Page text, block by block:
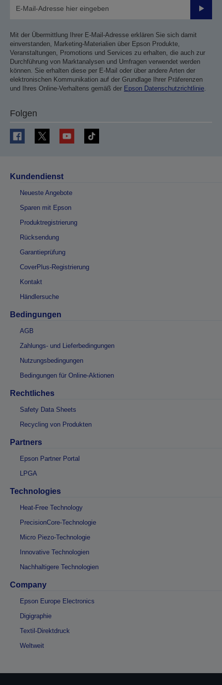
Mit der Übermittlung Ihrer E-Mail-Adresse erklären Sie sich damit
einverstanden, Marketing-Materialien über Epson Produkte,
Veranstaltungen, Promotions und Services zu erhalten, die auch zur
Durchführung von Marktanalysen und Umfragen verwendet werden
können. Sie erhalten diese per E-Mail oder über andere Arten der
elektronischen Kommunikation auf der Grundlage Ihrer Präferenzen
und Ihres Online-Verhaltens gemäß der Epson Datenschutzrichtlinie.
Folgen
Kundendienst
Neueste Angebote
Sparen mit Epson
Produktregistrierung
Rücksendung
Garantieprüfung
CoverPlus-Registrierung
Kontakt
Händlersuche
Bedingungen
AGB
Zahlungs- und Lieferbedingungen
Nutzungsbedingungen
Bedingungen für Online-Aktionen
Rechtliches
Safety Data Sheets
Recycling von Produkten
Partners
Epson Partner Portal
LPGA
Technologies
Heat-Free Technology
PrecisionCore-Technologie
Micro Piezo-Technologie
Innovative Technologien
Nachhaltigere Technologien
Company
Epson Europe Electronics
Digigraphie
Textil-Direktdruck
Weltweit